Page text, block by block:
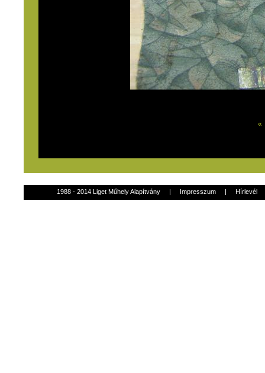
«
1988 - 2014 Liget Műhely Alapítvány | Impresszum | Hírlevél